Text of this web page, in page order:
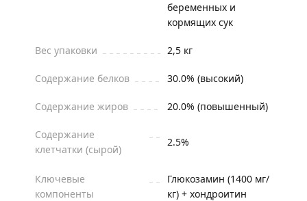
беременных и
кормящих сук
Вес упаковки 2,5 кг
Содержание белков 30.0% (высокий)
Содержание жиров 20.0% (повышенный)
Содержание
клетчатки (сырой)
2.5%
Ключевые
компоненты
Глюкозамин (1400 мг/
кг) + хондроитин